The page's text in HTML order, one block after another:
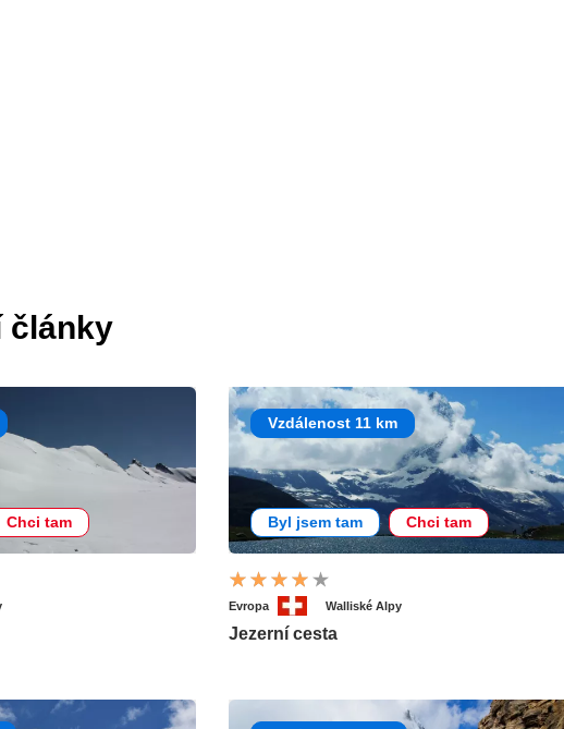
články
Chci tam
Vzdálenost 11 km
Byl jsem tam Chci tam
Evropa Walliské Alpy
Jezerní cesta